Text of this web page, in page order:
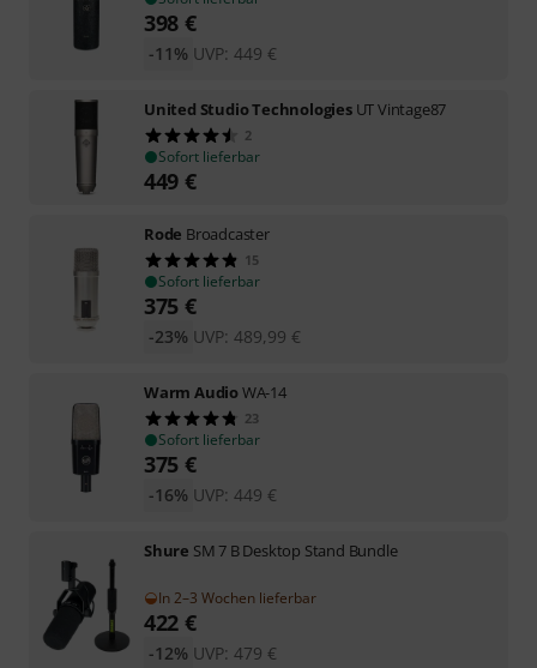
398 €
UVP: 449 €
-11%
United Studio Technologies UT Vintage87
2
Sofort lieferbar
449 €
Rode Broadcaster
15
Sofort lieferbar
375 €
UVP: 489,99 €
-23%
Warm AudioWA-14
23
Sofort lieferbar
375 €
UVP: 449 €
-16%
Shure SM 7 B Desktop Stand Bundle
In 2–3 Wochen lieferbar
422 €
UVP: 479 €
-12%